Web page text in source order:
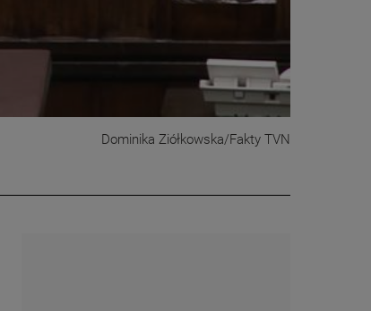
Dominika Ziółkowska/Fakty TVN